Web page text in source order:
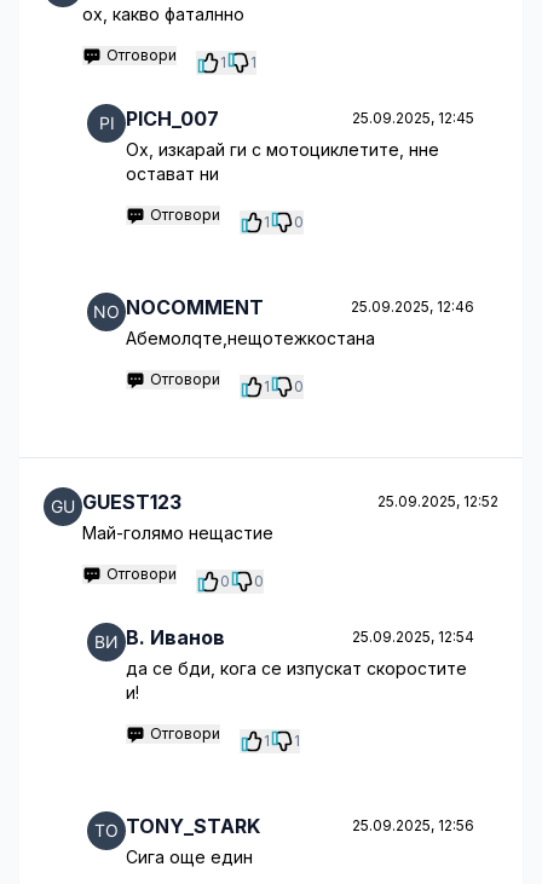
ох, какво фаталнно
Отговори 1 1
PICH_007 25.09.2025, 12:45
Ох, изкарай ги с мотоциклетите, нне
остават ни
Отговори 1 0
NOCOMMENT 25.09.2025, 12:46
Абемолqте,нещотежкостана
Отговори 1 0
GUEST123 25.09.2025, 12:52
Май-голямо нещастие
Отговори 0 0
B. Иванов 25.09.2025, 12:54
да се бди, кога се изпускат скоростите
и!
Отговори 1 1
TONY_STARK 25.09.2025, 12:56
Сига още един